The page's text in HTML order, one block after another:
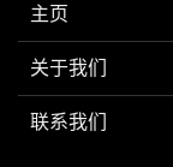
主页
关于我们
联系我们